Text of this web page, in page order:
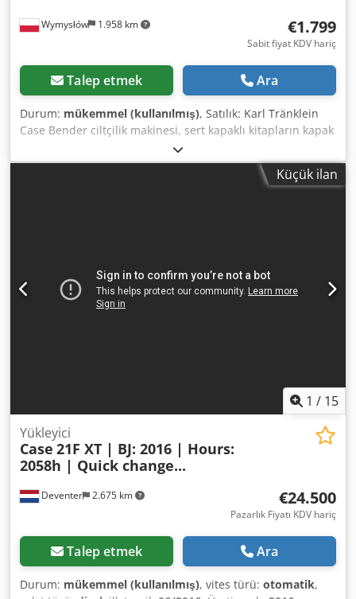
Wymysłów 1.958 km €1.799
Sabit fiyat KDV hariç
Talep etmek Ara
Durum: mükemmel (kullanılmış), Satılık: Karl Tränklein
Case Bender ciltçilik makinesi, sert kapaklı kitapların kapak
sırtlarının şekillendirilmesi ve bükülmesi için
tasarlanmıştır. Cihaz, kapaklara uygun bir yarıçap vererek
kitap bloğuna mükemmel uyum sağlar. Makine, farklı
Makaralar için baskı ayarı Sağlam dökme demir gövde
Elektrik tahrikli Çalışma masası Durum: kullanılmış
Uygulama alanları: sert kapaklı kitap üretimi, ciltçilik
Küçük ilan
1 / 15
Deventer 2.675 km
Yükleyici
Case 21F XT | BJ: 2016 | Hours:
2058h | Quick change...
€24.500
Pazarlık Fiyatı KDV hariç
Talep etmek Ara
Durum: mükemmel (kullanılmış), vites türü: otomatik,